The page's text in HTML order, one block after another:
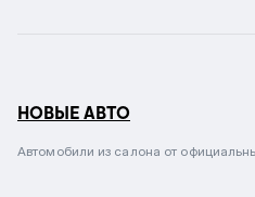
НОВЫЕ АВТО
Автомобили из салона от